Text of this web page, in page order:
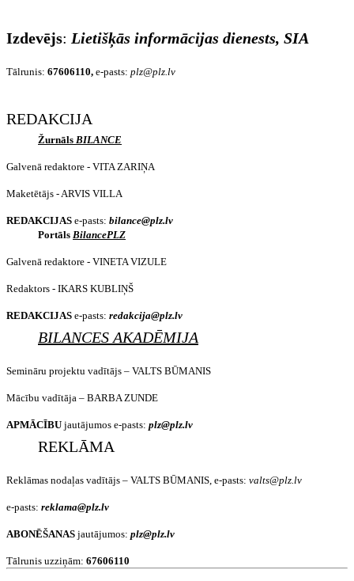
Izdevējs: Lietišķās informācijas dienests, SIA
Tālrunis: 67606110, e-pasts: plz@plz.lv
REDAKCIJA
Žurnāls BILANCE
Galvenā redaktore - VITA ZARIŅA
Maketētājs - ARVIS VILLA
REDAKCIJAS e-pasts: bilance@plz.lv
Portāls BilancePLZ
Galvenā redaktore - VINETA VIZULE
Redaktors - IKARS KUBLIŅŠ
REDAKCIJAS e-pasts: redakcija@plz.lv
BILANCES AKADĒMIJA
Semināru projektu vadītājs – VALTS BŪMANIS
Mācību vadītāja – BARBA ZUNDE
APMĀCĪBU jautājumos e-pasts: plz@plz.lv
REKLĀMA
Reklāmas nodaļas vadītājs – VALTS BŪMANIS, e-pasts: valts@plz.lv
e-pasts: reklama@plz.lv
ABONĒŠANAS jautājumos: plz@plz.lv
Tālrunis uzziņām: 67606110